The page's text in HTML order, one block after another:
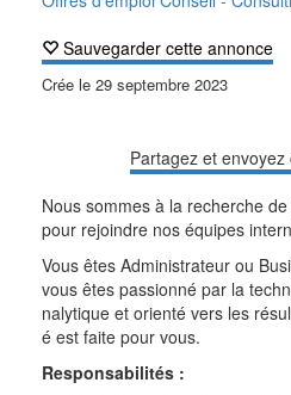
Sauvegarder cette annonce
Crée le 29 septembre 2023
Partagez et
Nous sommes à la recherche
pour rejoindre nos équipes
Vous êtes Administrateur ou
vous êtes passionné par la
nalytique et orienté vers les
é est faite pour vous.
Responsabilités :